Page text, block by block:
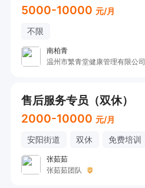
5000-10000 元/月
不限
南柏青
温州市繁青堂健康管理有限公司
售后服务专员（双休）
2000-10000 元/月
安阳街道 双休 免费培训
张茹茹
张茹茹团队